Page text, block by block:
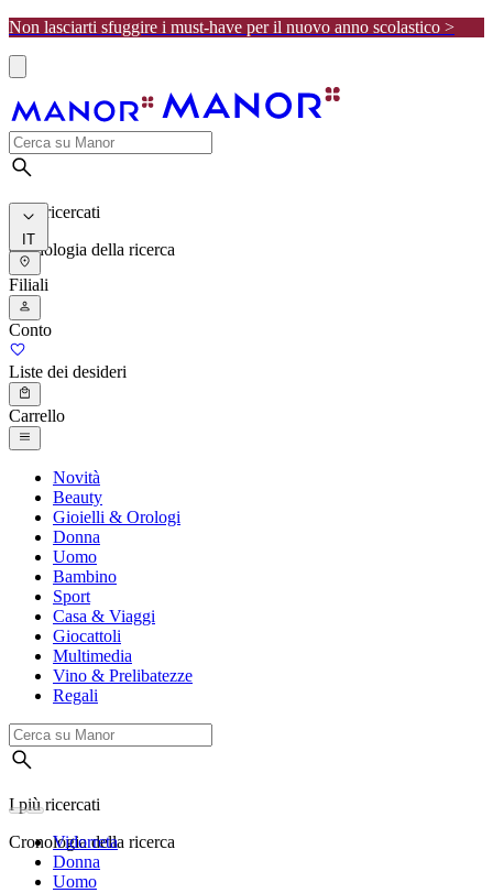
Non lasciarti sfuggire i must-have per il nuovo anno scolastico >
I più ricercati
Cronologia della ricerca
IT
Filiali
Conto
Liste dei desideri
Carrello
Novità
Beauty
Gioielli & Orologi
Donna
Uomo
Bambino
Sport
Casa & Viaggi
Giocattoli
Multimedia
Vino & Prelibatezze
Regali
I più ricercati
Cronologia della ricerca
Vidorreta
Donna
Uomo